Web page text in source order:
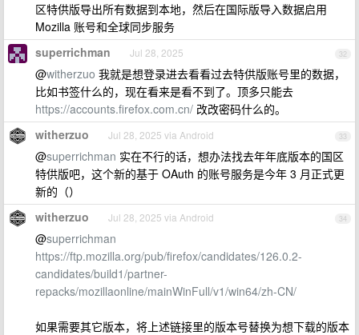
区特供版导出所有数据到本地，然后在国际版导入数据启用
Mozilla 账号和全球同步服务
32
superrichman Jul 28, 2025
@witherzuo 我就是想登录进去看看过去特供版账号里的数据，
比如书签什么的，现在看来是看不到了。顶多只能去
https://accounts.firefox.com.cn/ 改改密码什么的。
33
witherzuo Jul 28, 2025 via Android
@superrichman 实在不行的话，想办法找去年年底版本的国区
特供版吧，这个新的基于 OAuth 的账号服务是今年 3 月正式更
新的（）
34
witherzuo Jul 28, 2025 via Android
@superrichman
https://ftp.mozilla.org/pub/firefox/candidates/126.0.2-
candidates/build1/partner-
repacks/mozillaonline/mainWinFull/v1/win64/zh-CN/
如果需要其它版本，将上述链接里的版本号替换为想下载的版本